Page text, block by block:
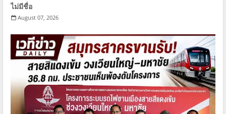
ไม่มีชื่อ
August 07, 2026